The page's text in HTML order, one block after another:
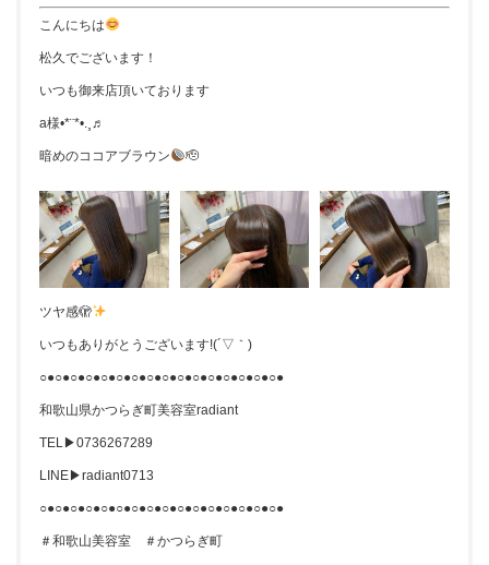
こんにちは
松久でございます！
いつも御来店頂いております
a様•*¨*•.¸♬︎
暗めのココアブラウン 🫡
ツヤ感🫣
いつもありがとうございます!(´▽｀)
○●○●○●○●○●○●○●○●○●○●○●○●○●○●○●○●
和歌山県かつらぎ町美容室radiant
TEL▶︎0736267289
LINE▶︎radiant0713
○●○●○●○●○●○●○●○●○●○●○●○●○●○●○●○●
＃和歌山美容室 ＃かつらぎ町